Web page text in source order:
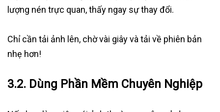
lượng nén trực quan, thấy ngay sự thay đổi.
Chỉ cần tải ảnh lên, chờ vài giây và tải về phiên bản
nhẹ hơn!
3.2. Dùng Phần Mềm Chuyên Nghiệp